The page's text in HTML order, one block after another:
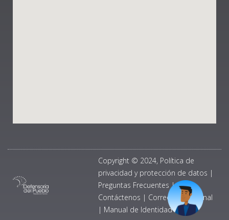
Copyright © 2024, Política de
privacidad y protección de datos |
Preguntas Frecuentes |
Contáctenos | Correo Institucional
| Manual de Identidad Visual